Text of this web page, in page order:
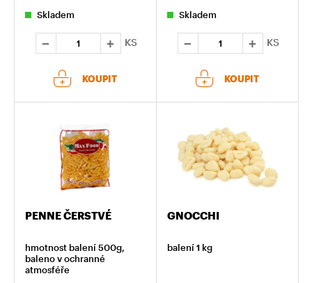
Skladem
KS
KOUPIT
Skladem
KS
KOUPIT
PENNE ČERSTVÉ
hmotnost balení 500g,
baleno v ochranné
atmosféře
GNOCCHI
balení 1 kg